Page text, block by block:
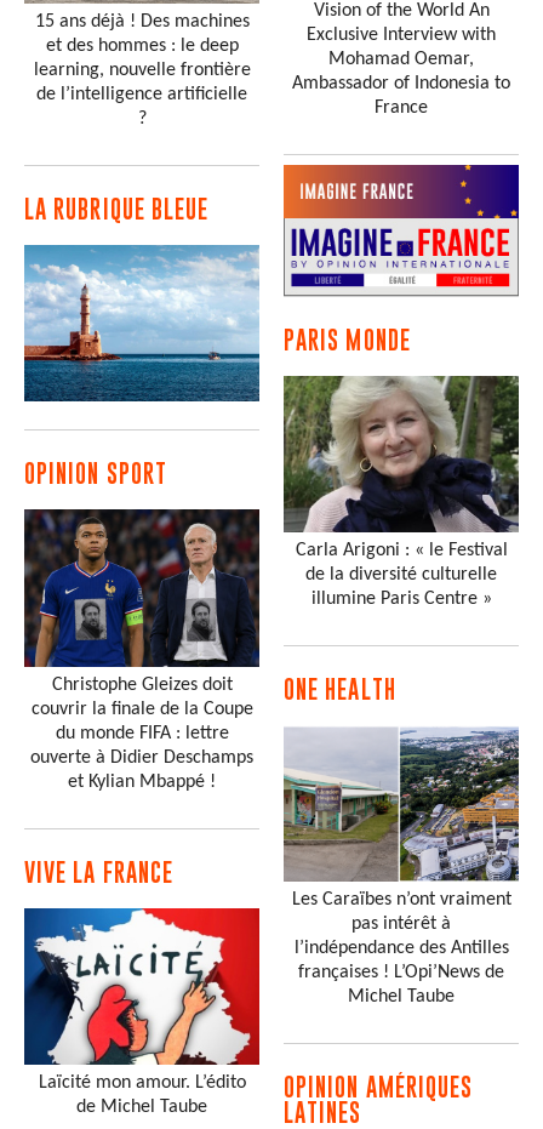
15 ans déjà ! Des machines
et des hommes : le deep
learning, nouvelle frontière
de l’intelligence artificielle
?
LA RUBRIQUE BLEUE
OPINION SPORT
Christophe Gleizes doit
couvrir la finale de la Coupe
du monde FIFA : lettre
ouverte à Didier Deschamps
et Kylian Mbappé !
VIVE LA FRANCE
Laïcité mon amour. L’édito
de Michel Taube
Vision of the World An
Exclusive Interview with
Mohamad Oemar,
Ambassador of Indonesia to
France
PARIS MONDE
Carla Arigoni : « le Festival
de la diversité culturelle
illumine Paris Centre »
ONE HEALTH
Les Caraïbes n’ont vraiment
pas intérêt à
l’indépendance des Antilles
françaises ! L’Opi’News de
Michel Taube
OPINION AMÉRIQUES
LATINES